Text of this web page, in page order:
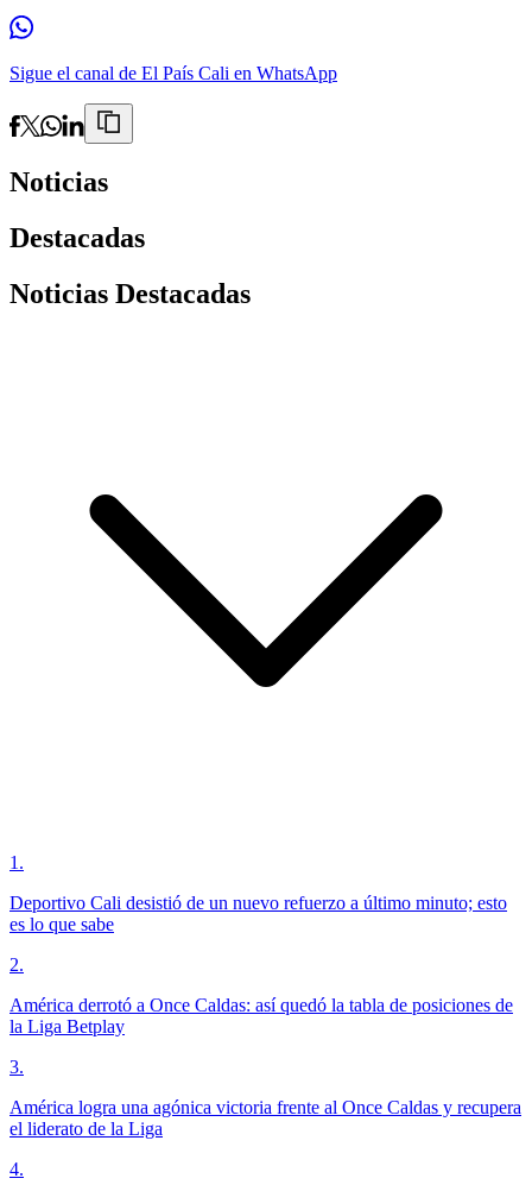
Sigue el canal de El País Cali en WhatsApp
Noticias
Destacadas
Noticias Destacadas
1 .
Deportivo Cali desistió de un nuevo refuerzo a último minuto; esto
es lo que sabe
2.
América derrotó a Once Caldas: así quedó la tabla de posiciones de
la Liga Betplay
3.
América logra una agónica victoria frente al Once Caldas y recupera
el liderato de la Liga
4.